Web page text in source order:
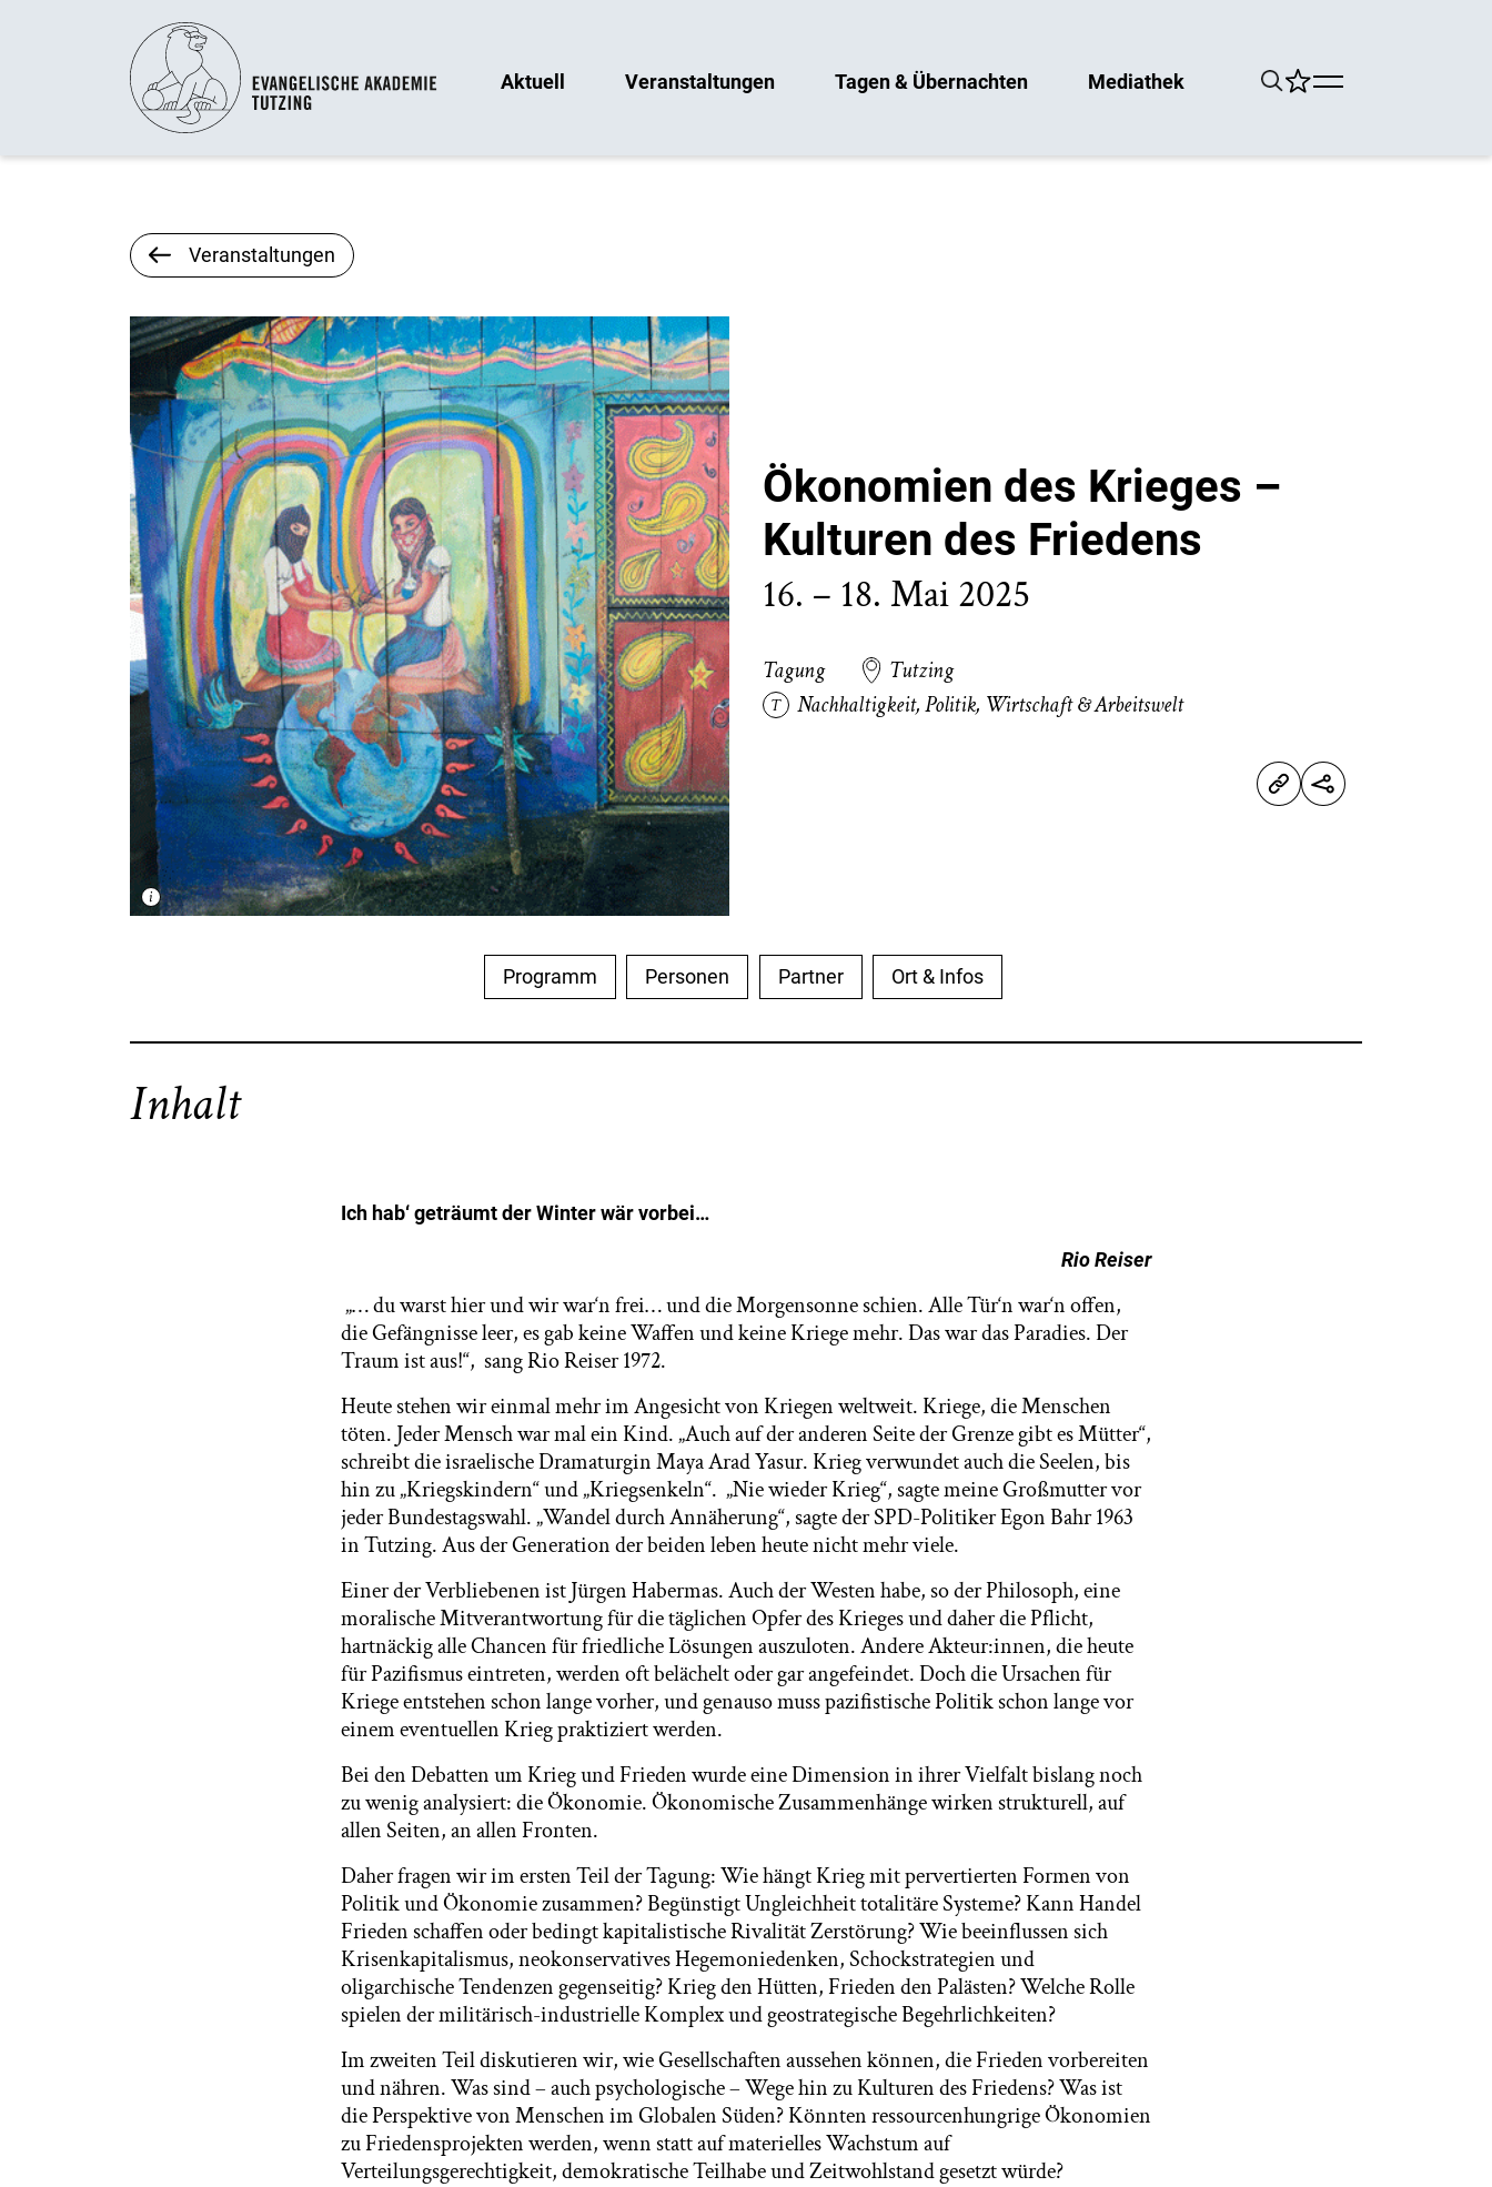
Aktuell Veranstaltungen Tagen & Übernachten Mediathek
Veranstaltungen
Ökonomien des Krieges –
Kulturen des Friedens
16. – 18. Mai 2025
Tagung
Tutzing
Nachhaltigkeit,Politik, Wirtschaft & Arbeitswelt
Programm Personen Partner Ort & Infos
Inhalt
Ich hab‘ geträumt der Winter wär vorbei…
Rio Reiser
„… du warst hier und wir war‘n frei… und die Morgensonne schien. Alle Tür‘n war‘n offen,
die Gefängnisse leer, es gab keine Waffen und keine Kriege mehr. Das war das Paradies. Der
Traum ist aus!“, sang Rio Reiser 1972.
Heute stehen wir einmal mehr im Angesicht von Kriegen weltweit. Kriege, die Menschen
töten. Jeder Mensch war mal ein Kind. „Auch auf der anderen Seite der Grenze gibt es Mütter“,
schreibt die israelische Dramaturgin Maya Arad Yasur. Krieg verwundet auch die Seelen, bis
hin zu „Kriegskindern“ und „Kriegsenkeln“. „Nie wieder Krieg“, sagte meine Großmutter vor
jeder Bundestagswahl. „Wandel durch Annäherung“, sagte der SPD-Politiker Egon Bahr 1963
in Tutzing. Aus der Generation der beiden leben heute nicht mehr viele.
Einer der Verbliebenen ist Jürgen Habermas. Auch der Westen habe, so der Philosoph, eine
moralische Mitverantwortung für die täglichen Opfer des Krieges und daher die Pflicht,
hartnäckig alle Chancen für friedliche Lösungen auszuloten. Andere Akteur:innen, die heute
für Pazifismus eintreten, werden oft belächelt oder gar angefeindet. Doch die Ursachen für
Kriege entstehen schon lange vorher, und genauso muss pazifistische Politik schon lange vor
einem eventuellen Krieg praktiziert werden.
Bei den Debatten um Krieg und Frieden wurde eine Dimension in ihrer Vielfalt bislang noch
zu wenig analysiert: die Ökonomie. Ökonomische Zusammenhänge wirken strukturell, auf
allen Seiten, an allen Fronten.
Daher fragen wir im ersten Teil der Tagung: Wie hängt Krieg mit pervertierten Formen von
Politik und Ökonomie zusammen? Begünstigt Ungleichheit totalitäre Systeme? Kann Handel
Frieden schaffen oder bedingt kapitalistische Rivalität Zerstörung? Wie beeinflussen sich
Krisenkapitalismus, neokonservatives Hegemoniedenken, Schockstrategien und
oligarchische Tendenzen gegenseitig? Krieg den Hütten, Frieden den Palästen? Welche Rolle
spielen der militärisch-industrielle Komplex und geostrategische Begehrlichkeiten?
Im zweiten Teil diskutieren wir, wie Gesellschaften aussehen können, die Frieden vorbereiten
und nähren. Was sind – auch psychologische – Wege hin zu Kulturen des Friedens? Was ist
die Perspektive von Menschen im Globalen Süden? Könnten ressourcenhungrige Ökonomien
zu Friedensprojekten werden, wenn statt auf materielles Wachstum auf
Verteilungsgerechtigkeit, demokratische Teilhabe und Zeitwohlstand gesetzt würde?